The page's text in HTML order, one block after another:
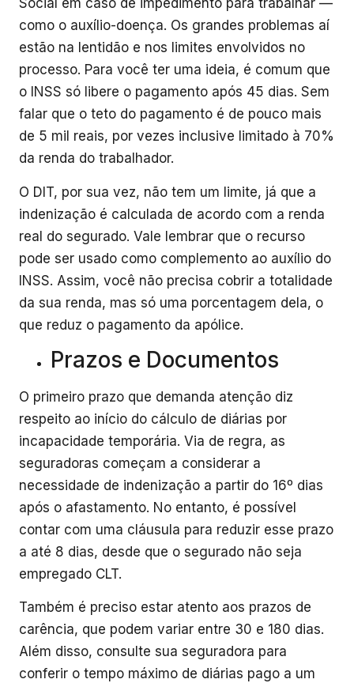
Social em caso de impedimento para trabalhar —
como o auxílio-doença. Os grandes problemas aí
estão na lentidão e nos limites envolvidos no
processo. Para você ter uma ideia, é comum que
o INSS só libere o pagamento após 45 dias. Sem
falar que o teto do pagamento é de pouco mais
de 5 mil reais, por vezes inclusive limitado à 70%
da renda do trabalhador.
O DIT, por sua vez, não tem um limite, já que a
indenização é calculada de acordo com a renda
real do segurado. Vale lembrar que o recurso
pode ser usado como complemento ao auxílio do
INSS. Assim, você não precisa cobrir a totalidade
da sua renda, mas só uma porcentagem dela, o
que reduz o pagamento da apólice.
Prazos e Documentos
O primeiro prazo que demanda atenção diz
respeito ao início do cálculo de diárias por
incapacidade temporária. Via de regra, as
seguradoras começam a considerar a
necessidade de indenização a partir do 16º dias
após o afastamento. No entanto, é possível
contar com uma cláusula para reduzir esse prazo
a até 8 dias, desde que o segurado não seja
empregado CLT.
Também é preciso estar atento aos prazos de
carência, que podem variar entre 30 e 180 dias.
Além disso, consulte sua seguradora para
conferir o tempo máximo de diárias pago a um